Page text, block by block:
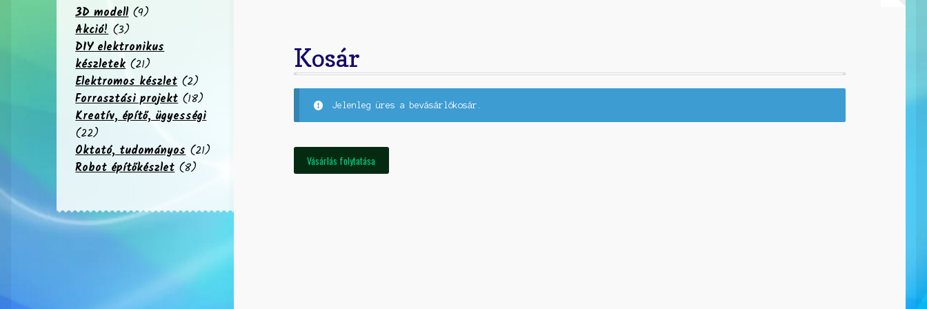
Kosár
Jelenleg üres a bevásárlókosár.
Vásárlás folytatása
3D modell 99
Akció! 33
termék
DIY elektronikus
készletek 2121
termék
Elektromos készlet 22
termék
Forrasztási projekt 1818
termék
Kreatív, építő, ügyességi
2222
termék
Oktató, tudományos 2121
Robot építőkészlet 88